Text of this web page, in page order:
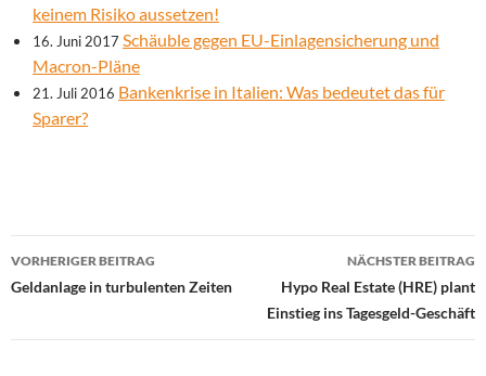
keinem Risiko aussetzen!
16. Juni 2017 Schäuble gegen EU-Einlagensicherung und
Macron-Pläne
21. Juli 2016 Bankenkrise in Italien: Was bedeutet das für
Sparer?
Beitrags-
Navigation
VORHERIGER BEITRAG
Geldanlage in turbulenten Zeiten
NÄCHSTER BEITRAG
Hypo Real Estate (HRE) plant
Einstieg ins Tagesgeld-Geschäft